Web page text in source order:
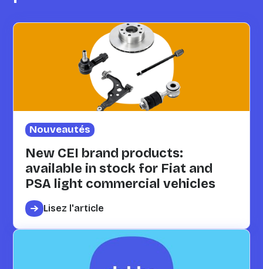
Nouveautés
New CEI brand products:
available in stock for Fiat and
PSA light commercial vehicles
Lisez l'article